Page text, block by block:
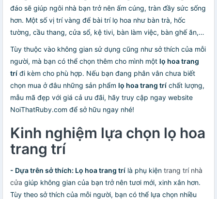
đáo sẽ giúp ngôi nhà bạn trở nên ấm cúng, tràn đầy sức sống
hơn. Một số vị trí vàng để bài trí lọ hoa như bàn trà, hốc
tường, cầu thang, cửa sổ, kệ tivi, bàn làm việc, bàn ghế ăn,…
Tùy thuộc vào không gian sử dụng cũng như sở thích của mỗi
người, mà bạn có thể chọn thêm cho mình một lọ hoa trang
trí đi kèm cho phù hợp. Nếu bạn đang phân vân chưa biết
chọn mua ở đâu những sản phẩm lọ hoa trang trí chất lượng,
mẫu mã đẹp với giá cả ưu đãi, hãy truy cập ngay website
NoiThatRuby.com để sở hữu ngay nhé!
Kinh nghiệm lựa chọn lọ hoa
trang trí
- Dựa trên sở thích: Lọ hoa trang trí là phụ kiện trang trí nhà
cửa giúp không gian của bạn trở nên tươi mới, xinh xắn hơn.
Tùy theo sở thích của mỗi người, bạn có thể lựa chọn nhiều